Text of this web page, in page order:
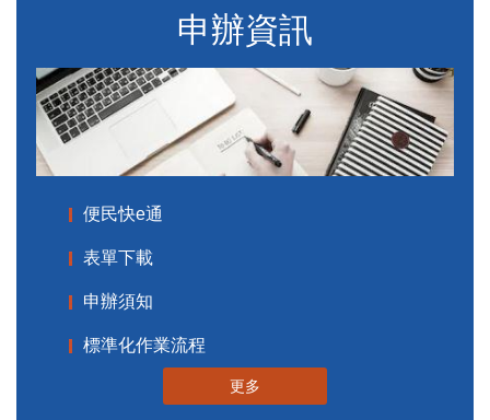
申辦資訊
便民快e通
表單下載
申辦須知
標準化作業流程
更多